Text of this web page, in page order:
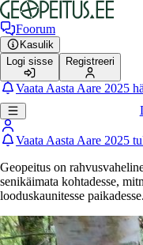
Foorum
Kasulik
Logi sisse
Registreeri
Vaata Aasta Aare 2025
Vaata Aasta Aare 2025
Geopeitus on
senikäimata kohtadesse,
looduskaunitesse paikadesse.